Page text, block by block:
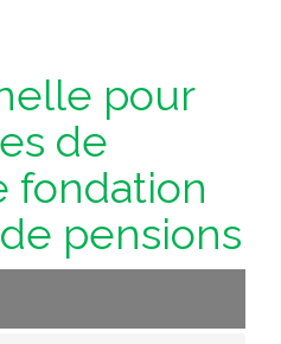
pour
de
fondation
pensions